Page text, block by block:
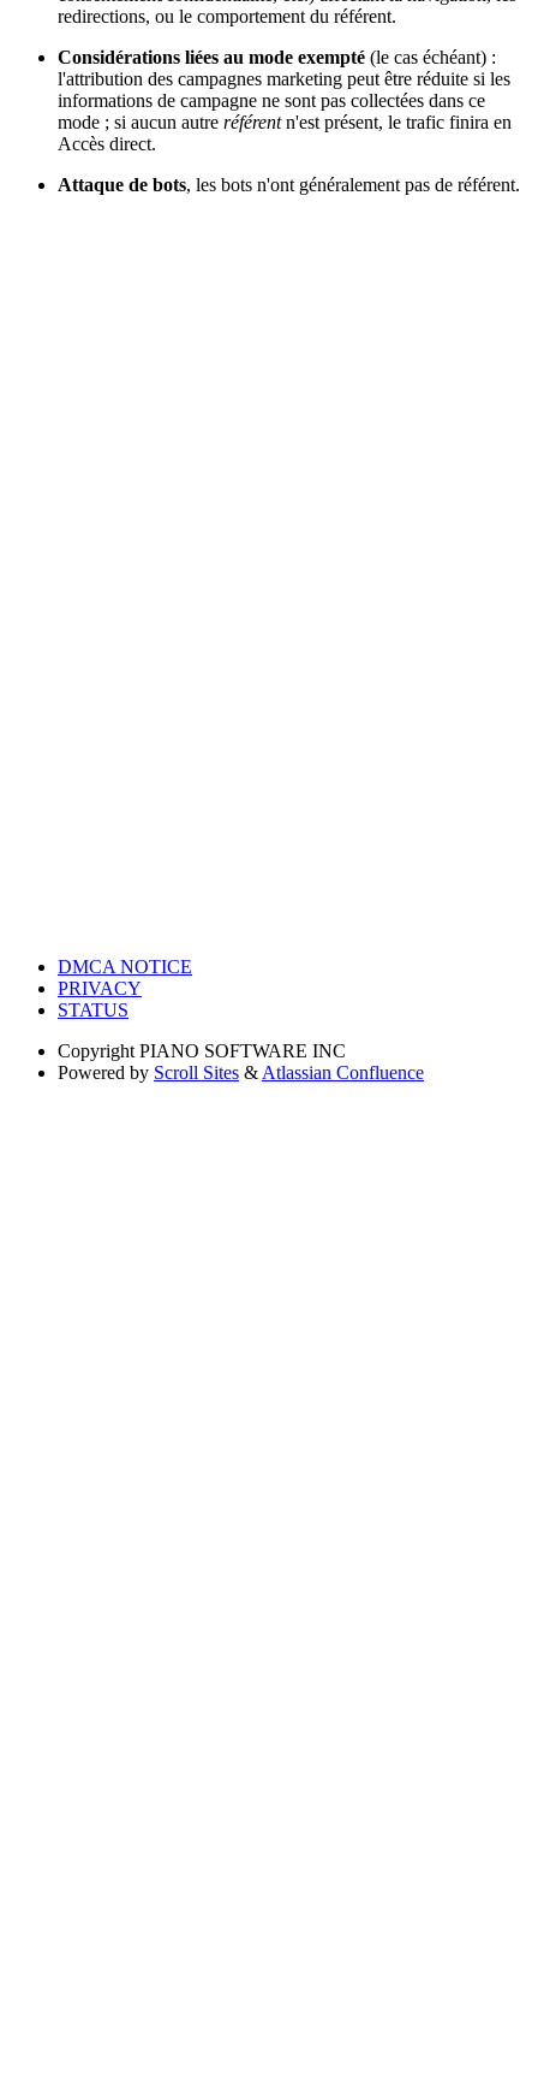
redirections, ou le comportement du référent.
Considérations liées au mode exempté (le cas échéant) :
l'attribution des campagnes marketing peut être réduite si les
informations de campagne ne sont pas collectées dans ce
mode ; si aucun autre référentn'est présent, le trafic finira en
Accès direct.
Attaque de bots, les bots n'ont généralement pas de référent.
DMCA NOTICE
PRIVACY
STATUS
Copyright PIANO SOFTWARE INC
Powered by Scroll Sites & Atlassian Confluence